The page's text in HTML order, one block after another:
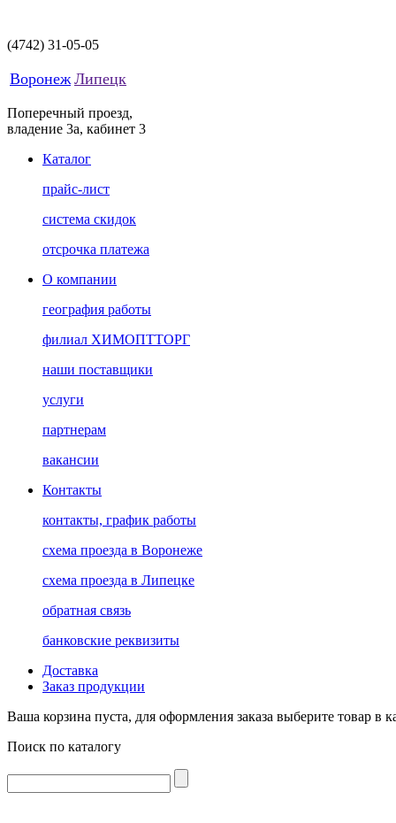
(4742) 31-05-05
Воронеж Липецк
Поперечный проезд,
владение 3а, кабинет 3
Каталог
прайс-лист
система скидок
отсрочка платежа
О компании
география работы
филиал ХИМОПТТОРГ
наши поставщики
услуги
партнерам
вакансии
Контакты
контакты, график работы
схема проезда в Воронеже
схема проезда в Липецке
обратная связь
банковские реквизиты
Доставка
Заказ продукции
Ваша корзина пуста, для оформления заказа выберите товар в
Поиск по каталогу